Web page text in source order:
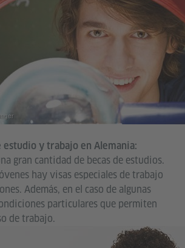
estudio y trabajo en Alemania:
gran cantidad de becas de estudios.
hay visas especiales de trabajo
Además, en el caso de algunas
particulares que permiten
de trabajo.